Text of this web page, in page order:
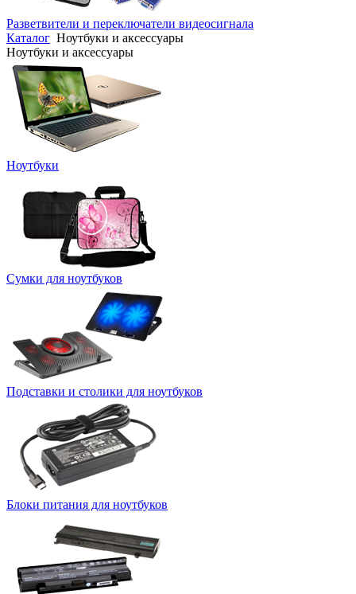
Разветвители и переключатели видеосигнала
Каталог Ноутбуки и аксессуары
Ноутбуки и аксессуары
Ноутбуки
Сумки для ноутбуков
Подставки и столики для ноутбуков
Блоки питания для ноутбуков